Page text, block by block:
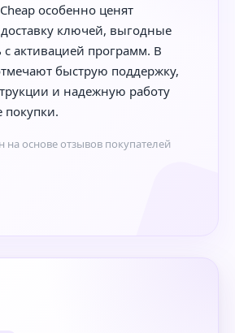
особенно ценят
ключей, выгодные
активацией программ. В
быструю поддержку,
и надежную работу
покупки.
на основе отзывов покупателей